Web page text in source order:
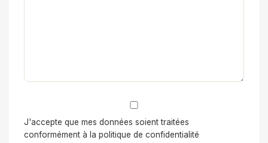
J'accepte que mes données soient traitées
conformément à la politique de confidentialité